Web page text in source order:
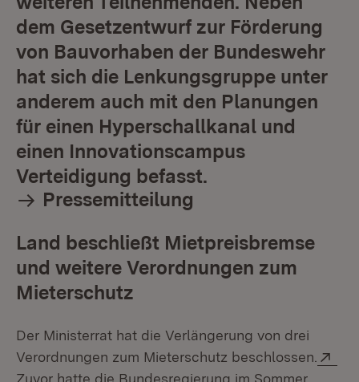
dem Gesetzentwurf zur Förderung
von Bauvorhaben der Bundeswehr
hat sich die Lenkungsgruppe unter
anderem auch mit den Planungen
für einen Hyperschallkanal und
einen Innovationscampus
Verteidigung befasst.
Pressemitteilung
Land beschließt Mietpreisbremse
und weitere Verordnungen zum
Mieterschutz
Der Ministerrat hat die Verlängerung von drei
Verordnungen zum Mieterschutz beschlossen.
Zuvor hatte die Bundesregierung im Sommer